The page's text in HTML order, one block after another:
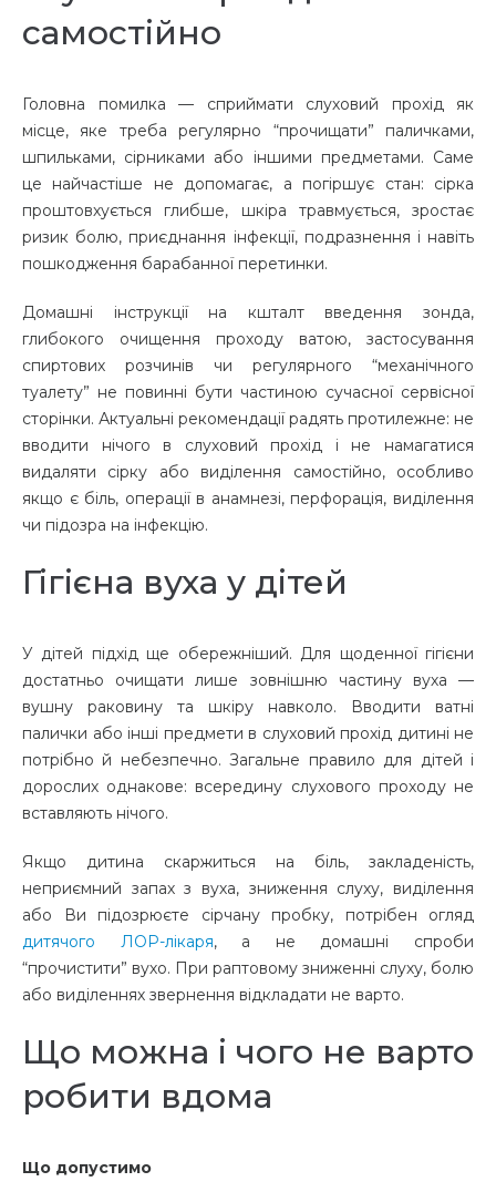
самостійно
Головна помилка — сприймати слуховий прохід як
місце, яке треба регулярно “прочищати” паличками,
шпильками, сірниками або іншими предметами. Саме
це найчастіше не допомагає, а погіршує стан: сірка
проштовхується глибше, шкіра травмується, зростає
ризик болю, приєднання інфекції, подразнення і навіть
пошкодження барабанної перетинки.
Домашні інструкції на кшталт введення зонда,
глибокого очищення проходу ватою, застосування
спиртових розчинів чи регулярного “механічного
туалету” не повинні бути частиною сучасної сервісної
сторінки. Актуальні рекомендації радять протилежне: не
вводити нічого в слуховий прохід і не намагатися
видаляти сірку або виділення самостійно, особливо
якщо є біль, операції в анамнезі, перфорація, виділення
чи підозра на інфекцію.
Гігієна вуха у дітей
У дітей підхід ще обережніший. Для щоденної гігієни
достатньо очищати лише зовнішню частину вуха —
вушну раковину та шкіру навколо. Вводити ватні
палички або інші предмети в слуховий прохід дитині не
потрібно й небезпечно. Загальне правило для дітей і
дорослих однакове: всередину слухового проходу не
вставляють нічого.
Якщо дитина скаржиться на біль, закладеність,
неприємний запах з вуха, зниження слуху, виділення
або Ви підозрюєте сірчану пробку, потрібен огляд
дитячого ЛОР-лікаря, а не домашні спроби
“прочистити” вухо. При раптовому зниженні слуху, болю
або виділеннях звернення відкладати не варто.
Що можна і чого не варто
робити вдома
Що допустимо